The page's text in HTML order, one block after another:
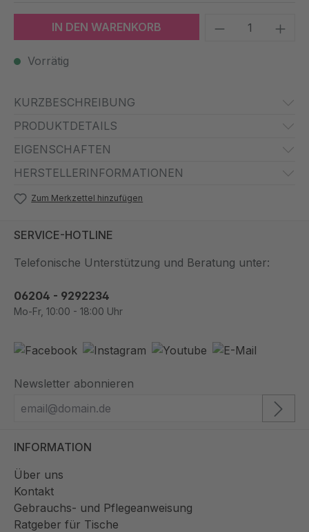
IN DEN WARENKORB Produkt
Vorrätig
KURZBESCHREIBUNG
PRODUKTDETAILS
EIGENSCHAFTEN
HERSTELLERINFORMATIONEN
Zum Merkzettel hinzufügen
SERVICE-HOTLINE
Telefonische Unterstützung und Beratung unter:
06204 - 9292234
Mo-Fr, 10:00 - 18:00 Uhr
Newsletter abonnieren
INFORMATION
Über uns
Kontakt
Gebrauchs- und Pflegeanweisung
Ratgeber für Tische